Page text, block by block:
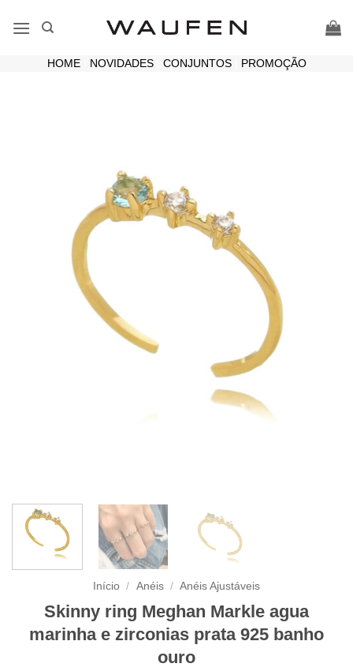
HOME| NOVIDADES| CONJUNTOS| PROMOÇÃO
Início / Anéis / Anéis Ajustáveis
Skinny ring Meghan Markle agua
marinha e zirconias prata 925 banho
ouro